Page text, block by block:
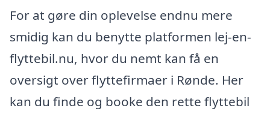
For at gøre din oplevelse endnu mere
smidig kan du benytte platformen lej-en-
flyttebil.nu, hvor du nemt kan få en
oversigt over flyttefirmaer i Rønde. Her
kan du finde og booke den rette flyttebil